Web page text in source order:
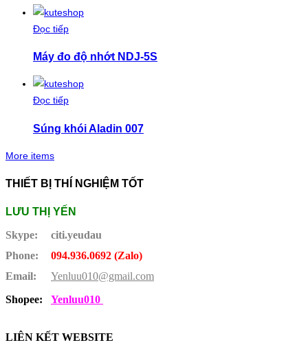
Đọc tiếp
Máy đo độ nhớt NDJ-5S
Đọc tiếp
Súng khói Aladin 007
More items
THIẾT BỊ THÍ NGHIỆM TỐT
LƯU THỊ YẾN
Skype:
citi.yeudau
Phone:
094.936.0692 (Zalo)
Email:
Yenluu010@gmail.com
Shopee:
Yenluu010
LIÊN KẾT WEBSITE